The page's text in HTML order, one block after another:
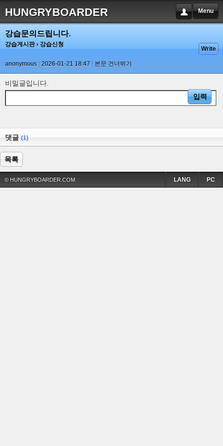
HUNGRYBOARDER Menu
강습문의드립니다.
강습게시판› 강습신청
anonymous 2026-01-21 18:47 본문 건너뛰기
Write
비밀글입니다.
댓글 (1)
목록
© HUNGRYBOARDER.COM PC
LANG